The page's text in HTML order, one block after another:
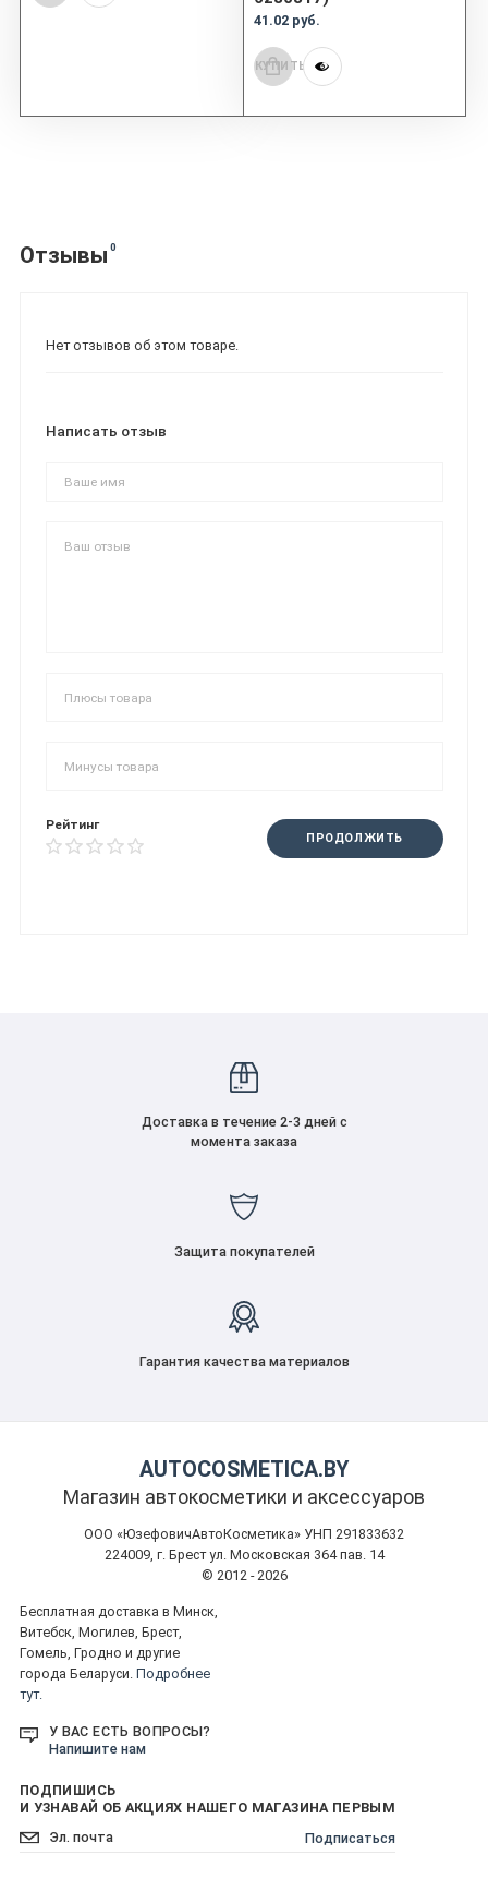
41.02 руб.
КУПИТЬ
Отзывы 0
Нет отзывов об этом товаре.
Написать отзыв
Рейтинг
ПРОДОЛЖИТЬ
Доставка в течение 2-3 дней с
момента заказа
Защита покупателей
Гарантия качества материалов
AUTOCOSMETICA.BY
Магазин автокосметики и аксессуаров
ООО «ЮзефовичАвтоКосметика» УНП 291833632
224009, г. Брест ул. Московская 364 пав. 14
© 2012 - 2026
Бесплатная доставка в Минск,
Витебск, Могилев, Брест,
Гомель, Гродно и другие
города Беларуси. Подробнее
тут.
У ВАС ЕСТЬ ВОПРОСЫ?
Напишите нам
ПОДПИШИСЬ
И УЗНАВАЙ ОБ АКЦИЯХ НАШЕГО МАГАЗИНА ПЕРВЫМ
Подписаться